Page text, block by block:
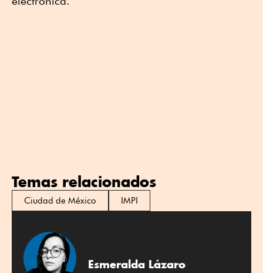
Temas relacionados
Ciudad de México IMPI
Esmeralda Lázaro